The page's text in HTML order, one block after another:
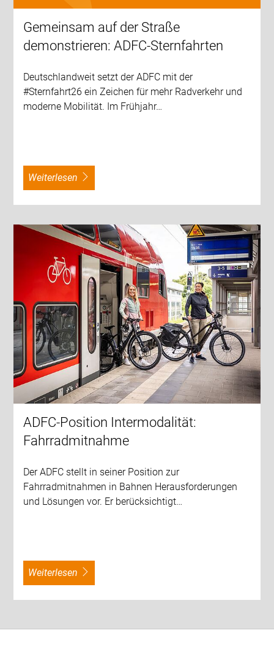
Gemeinsam auf der Straße
demonstrieren: ADFC-Sternfahrten
Deutschlandweit setzt der ADFC mit der
#Sternfahrt26 ein Zeichen für mehr Radverkehr und
moderne Mobilität. Im Frühjahr…
weiterlesen
ADFC-Position Intermodalität:
Fahrradmitnahme
Der ADFC stellt in seiner Position zur
Fahrradmitnahmen in Bahnen Herausforderungen
und Lösungen vor. Er berücksichtigt…
weiterlesen